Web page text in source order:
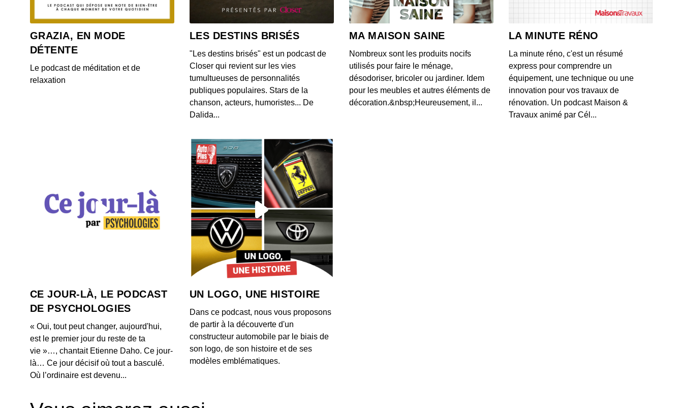
S12E139: L'actu auto du 16 juillet 2020
00:03:46 - IL Y A 6 ANS
00:03:40 - IL Y A 6 ANS
S12E137: L'actu auto du 13 juillet 2020
GRAZIA, EN MODE
DÉTENTE
Le podcast de méditation et de
relaxation
LES DESTINS BRISÉS
"Les destins brisés" est un podcast de
Closer qui revient sur les vies
tumultueuses de personnalités
publiques populaires. Stars de la
chanson, acteurs, humoristes... De
Dalida...
MA MAISON SAINE
Nombreux sont les produits nocifs
utilisés pour faire le ménage,
désodoriser, bricoler ou jardiner. Idem
pour les meubles et autres éléments de
décoration.&nbsp;Heureusement, il...
LA MINUTE RÉNO
La minute réno, c'est un résumé
express pour comprendre un
équipement, une technique ou une
innovation pour vos travaux de
rénovation. Un podcast Maison &
Travaux animé par Cél...
CE JOUR-LÀ, LE PODCAST
DE PSYCHOLOGIES
« Oui, tout peut changer, aujourd'hui,
est le premier jour du reste de ta
vie »…, chantait Etienne Daho. Ce jour-
là… Ce jour décisif où tout a basculé.
Où l’ordinaire est devenu...
UN LOGO, UNE HISTOIRE
Dans ce podcast, nous vous proposons
de partir à la découverte d'un
constructeur automobile par le biais de
son logo, de son histoire et de ses
modèles emblématiques.